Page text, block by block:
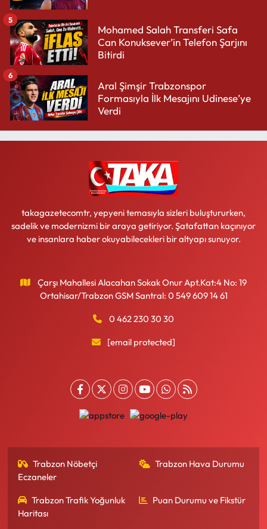
Mohamed Salah Transferi Safa
Can Konuksever’in Telefon Şarjını
Bitirdi
5
Aral Şimşir Trabzonspor
Formasıyla İlk Mesajını Udinese’ye
Verdi
6
takagazetecomtr, yepyeni temasıyla sizleri buluştururken,
sadelik ve modernizmi bir araya getiriyor. Şatafattan kaçınıyor
ve insanlara haber okuyabilecekleri bir altyapı sunuyor.
Çarşı Mahallesi Alacahan Sokak Onur Apt.Kat:4 No: 19
Ortahisar/Trabzon GSM Santral: 0 549 609 14 61
0 462 230 30 30
[email protected]
Trabzon Nöbetçi
Eczaneler
Trabzon Hava Durumu
Trabzon Trafik Yoğunluk
Haritası
Puan Durumu ve Fikstür